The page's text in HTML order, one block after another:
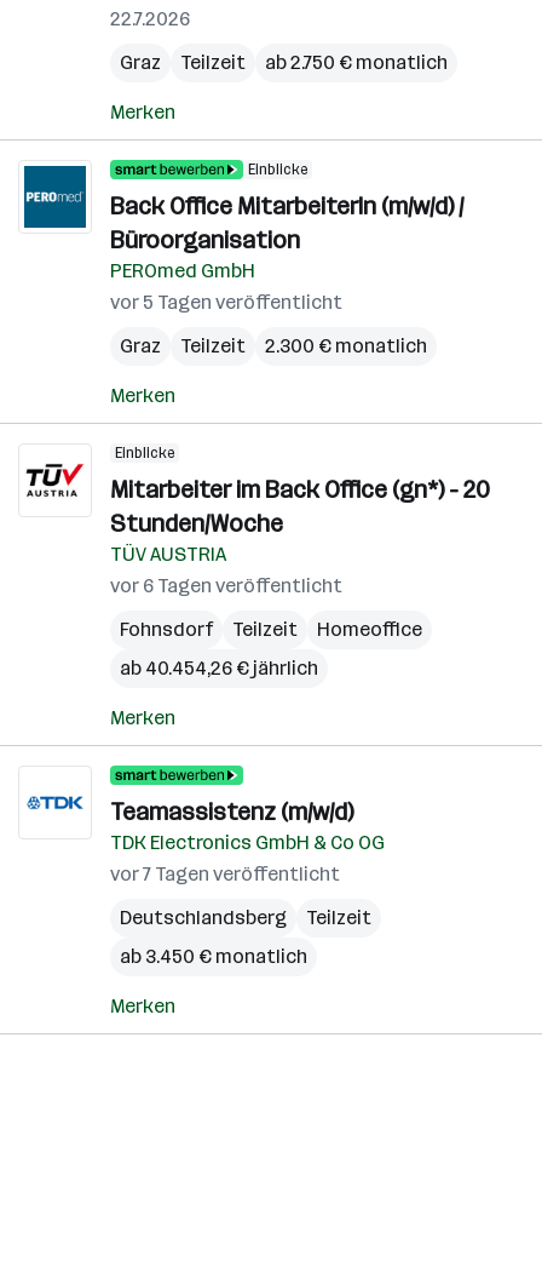
22.7.2026
Graz
Teilzeit ab 2.750 € monatlich
Merken
Einblicke
Back Office MitarbeiterIn (m/w/d) /
Büroorganisation
PEROmed GmbH
vor 5 Tagen veröffentlicht
Graz
Teilzeit 2.300 € monatlich
Merken
Einblicke
Mitarbeiter im Back Office (gn*) - 20
Stunden/Woche
TÜV AUSTRIA
vor 6 Tagen veröffentlicht
Fohnsdorf
Teilzeit
Homeoffice
ab 40.454,26 € jährlich
Merken
Teamassistenz (m/w/d)
TDK Electronics GmbH & Co OG
vor 7 Tagen veröffentlicht
Deutschlandsberg
Teilzeit
ab 3.450 € monatlich
Merken